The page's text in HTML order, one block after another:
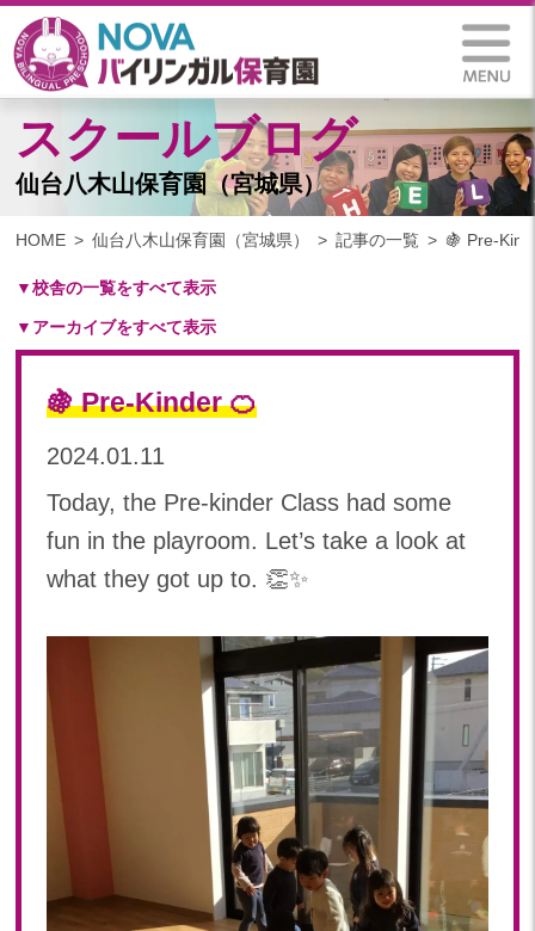
スクールブログ
仙台八木山保育園（宮城県）
HOME 仙台八木山保育園（宮城県） 記事の一覧 🍇 Pre-
▼校舎の一覧をすべて表示
札幌保育園（北海道）
仙台八木山保育園（宮城県）
仙台富沢保育園（宮城県）
つくば西平塚保育園(茨城県)
札幌東雁来保育園(北海道)
塩竃後楽町保育園(宮城県)
▼アーカイブをすべて表示
2025年 03月(1)
2024年 09月(18)
2024年 08月(21)
2024年 07月(22)
2024年 03月(20)
2023年 11月(20)
🍇 Pre-Kinder 🍊
2024.01.11
Today, the Pre-kinder Class had some
fun in the playroom. Let’s take a look at
what they got up to. 👏✨